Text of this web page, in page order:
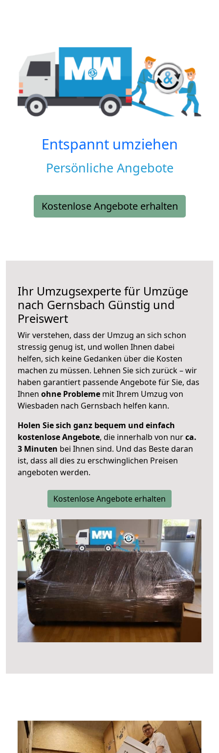
Entspannt umziehen
Persönliche Angebote
Kostenlose Angebote erhalten
Ihr Umzugsexperte für Umzüge
nach Gernsbach Günstig und
Preiswert
Wir verstehen, dass der Umzug an sich schon
stressig genug ist, und wollen Ihnen dabei
helfen, sich keine Gedanken über die Kosten
machen zu müssen. Lehnen Sie sich zurück – wir
haben garantiert passende Angebote für Sie, das
Ihnen ohne Probleme mit Ihrem Umzug von
Wiesbaden nach Gernsbach helfen kann.
Holen Sie sich ganz bequem und einfach
kostenlose Angebote, die innerhalb von nurca.
3 Minuten bei Ihnen sind. Und das Beste daran
ist, dass all dies zu erschwinglichen Preisen
angeboten werden.
Kostenlose Angebote erhalten